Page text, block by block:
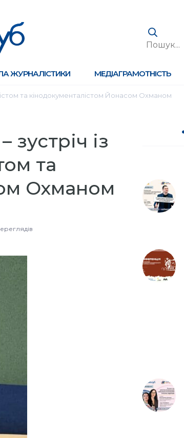
ЖУРНАЛІСТИКИ МЕДІАГРАМОТНІСТЬ
та кінодокументалістом Йонасом Охманом
зустріч із
та
Охманом